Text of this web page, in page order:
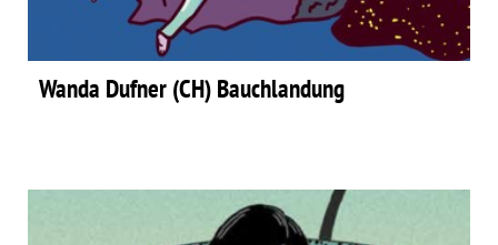
Wanda Dufner (CH) Bauchlandung